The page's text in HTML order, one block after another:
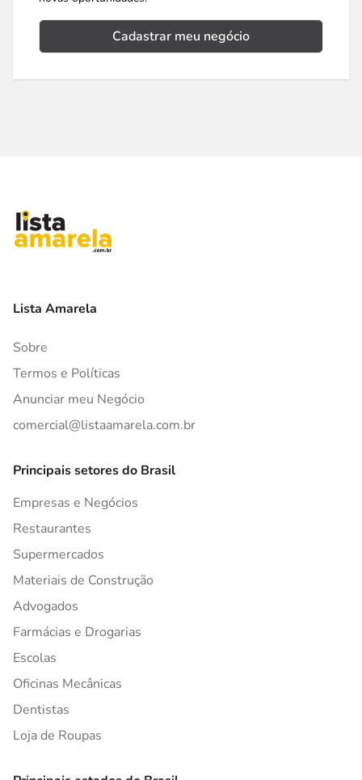
Cadastrar meu negócio
Lista Amarela
Sobre
Termos e Políticas
Anunciar meu Negócio
comercial@listaamarela.com.br
Principais setores do Brasil
Empresas e Negócios
Restaurantes
Supermercados
Materiais de Construção
Advogados
Farmácias e Drogarias
Escolas
Oficinas Mecânicas
Dentistas
Loja de Roupas